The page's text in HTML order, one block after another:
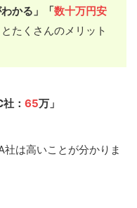
かる」「数十万円安
とたくさんのメリット
： 65万」
は高いことが分かりま